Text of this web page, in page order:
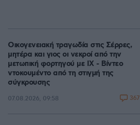
Οικογενειακή τραγωδία στις Σέρρες,
μητέρα και γιος οι νεκροί από την
μετωπική φορτηγού με ΙΧ - Βίντεο
ντοκουμέντο από τη στιγμή της
σύγκρουσης
07.08.2026, 09:58 367